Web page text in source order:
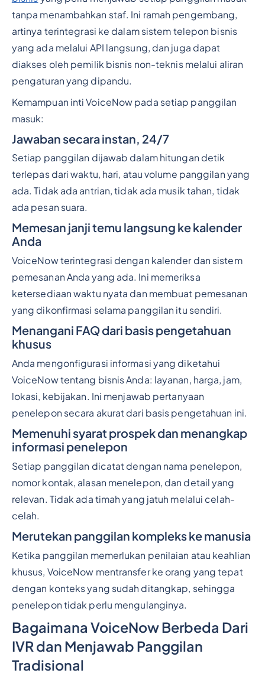
tanpa menambahkan staf. Ini ramah pengembang,
artinya terintegrasi ke dalam sistem telepon bisnis
yang ada melalui API langsung, dan juga dapat
diakses oleh pemilik bisnis non-teknis melalui aliran
pengaturan yang dipandu.
Kemampuan inti VoiceNow pada setiap panggilan
masuk:
Jawaban secara instan, 24/7
Setiap panggilan dijawab dalam hitungan detik
terlepas dari waktu, hari, atau volume panggilan yang
ada. Tidak ada antrian, tidak ada musik tahan, tidak
ada pesan suara.
Memesan janji temu langsung ke kalender
Anda
VoiceNow terintegrasi dengan kalender dan sistem
pemesanan Anda yang ada. Ini memeriksa
ketersediaan waktu nyata dan membuat pemesanan
yang dikonfirmasi selama panggilan itu sendiri.
Menangani FAQ dari basis pengetahuan
khusus
Anda mengonfigurasi informasi yang diketahui
VoiceNow tentang bisnis Anda: layanan, harga, jam,
lokasi, kebijakan. Ini menjawab pertanyaan
penelepon secara akurat dari basis pengetahuan ini.
Memenuhi syarat prospek dan menangkap
informasi penelepon
Setiap panggilan dicatat dengan nama penelepon,
nomor kontak, alasan menelepon, dan detail yang
relevan. Tidak ada timah yang jatuh melalui celah-
celah.
Merutekan panggilan kompleks ke manusia
Ketika panggilan memerlukan penilaian atau keahlian
khusus, VoiceNow mentransfer ke orang yang tepat
dengan konteks yang sudah ditangkap, sehingga
penelepon tidak perlu mengulanginya.
Bagaimana VoiceNow Berbeda Dari
IVR dan Menjawab Panggilan
Tradisional